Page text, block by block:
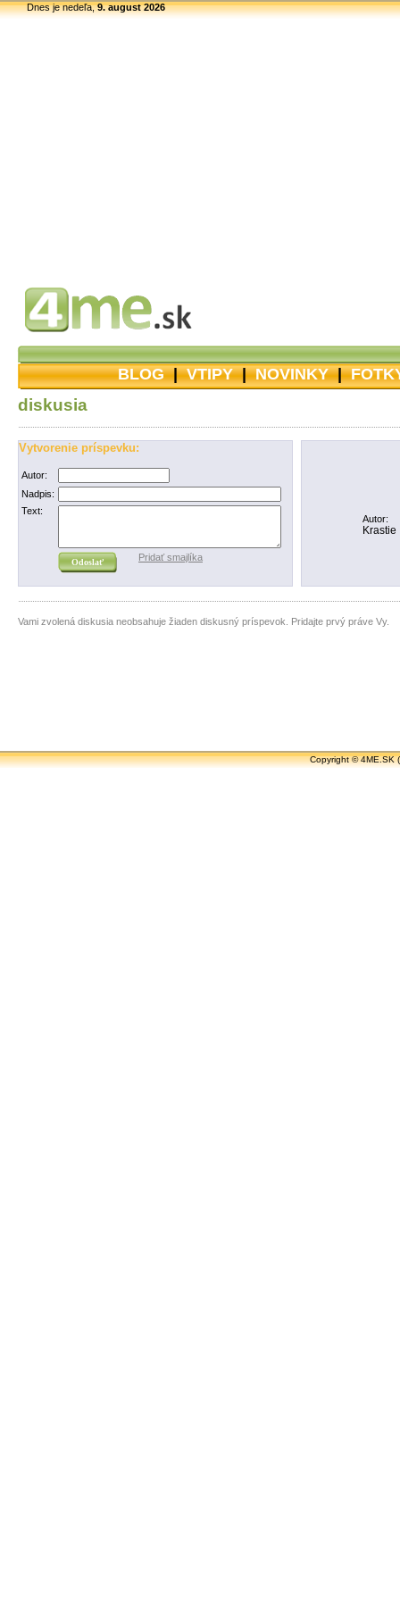
Dnes je nedeľa,9. august 2026
BLOG|VTIPY|NOVINKY|
diskusia
Vytvorenie príspevku:
Autor:
Nadpis:
Text:
Pridať smajlíka
Autor:
Krastie
Vami zvolená diskusia neobsahuje žiaden diskusný príspevok. Pridajte prvý práve Vy.
Copyright ©4ME.SK